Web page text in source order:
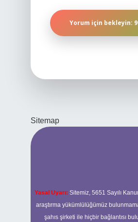
Sitemap
Yasal Uyarı: Sitemiz, 5651 Sayılı
araştırma yükümlülüğümüz
şahıs şirketi ile hiçbir bağlantısı